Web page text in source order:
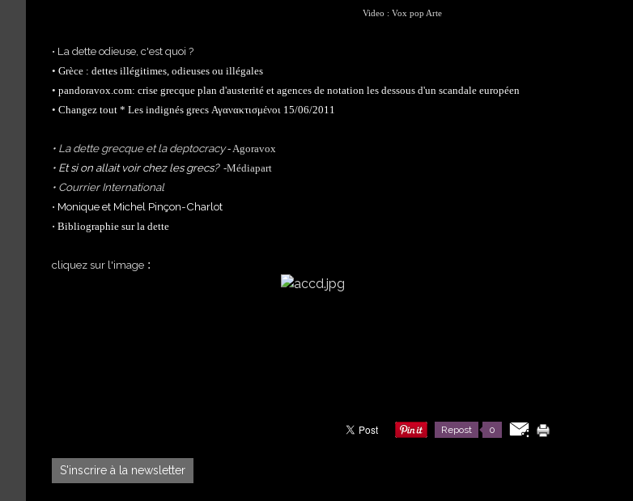
Video : Vox pop Arte
• La dette odieuse, c'est quoi ?
• Grèce : dettes illégitimes, odieuses ou illégales
• pandoravox.com: crise grecque plan d'austerité et agences de notation les dessous d'un scandale européen
• Changez tout * Les indignés grecs Αγανακτισμένοι 15/06/2011
• La dette grecque et la deptocracy- Agoravox
• Et si on allait voir chez les grecs?-Médiapart
• Courrier International
• Monique et Michel Pinçon-Charlot
• Bibliographie sur la dette
cliquez sur l'image :
Repost 0
S'inscrire à la newsletter